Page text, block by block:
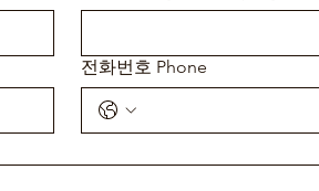
전화번호 Phone